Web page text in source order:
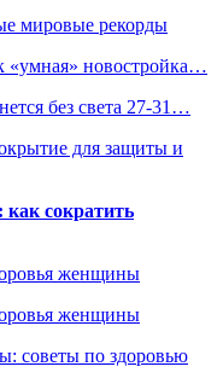
мировые рекорды
«умная» новостройка…
без света 27-31…
для защиты и
как сократить
женщины
женщины
советы по здоровью